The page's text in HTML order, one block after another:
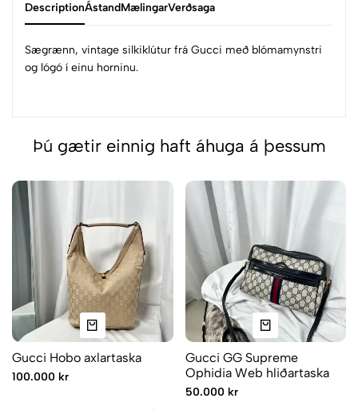
DescriptionÁstandMælingarVerðsaga
Sægrænn, vintage silkiklútur frá Gucci með blómamynstri
og lógó í einu horninu.
Þú gætir einnig haft áhuga á þessum
Gucci Hobo axlartaska
100.000 kr
Gucci GG Supreme
Ophidia Web hliðartaska
50.000 kr